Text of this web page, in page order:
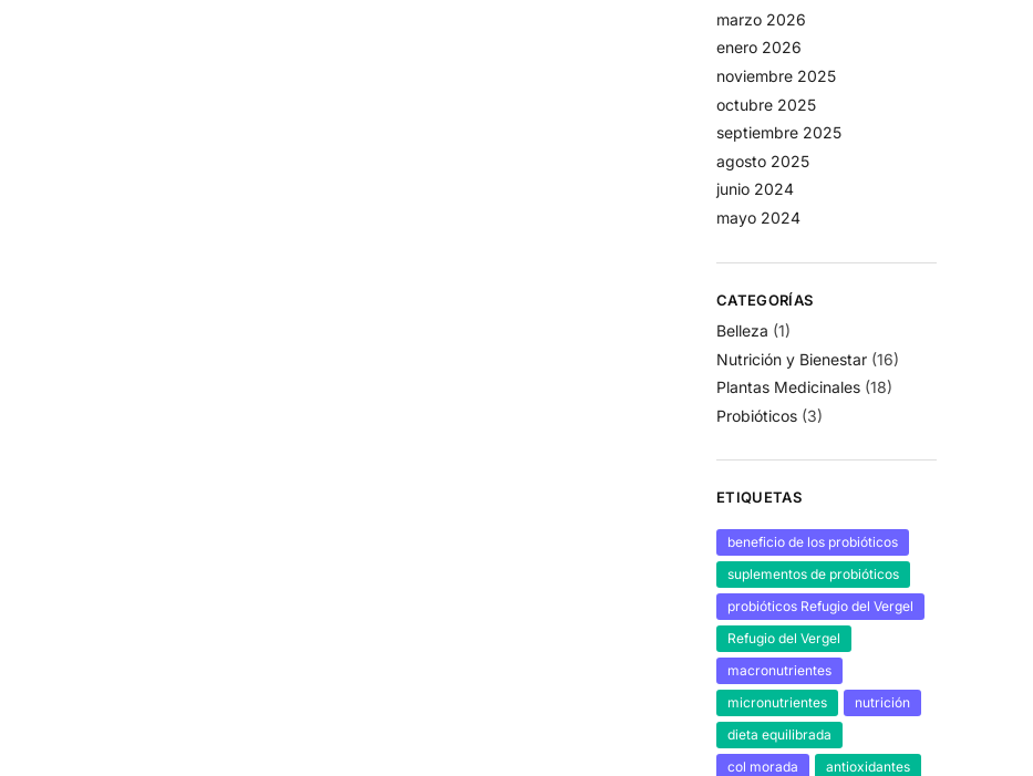
marzo 2026
enero 2026
noviembre 2025
octubre 2025
septiembre 2025
agosto 2025
junio 2024
mayo 2024
CATEGORÍAS
Belleza (1)
Nutrición y Bienestar (16)
Plantas Medicinales (18)
Probióticos (3)
ETIQUETAS
beneficio de los probióticos
suplementos de probióticos
probióticos Refugio del Vergel
Refugio del Vergel
macronutrientes
micronutrientes
nutrición
dieta equilibrada
col morada
antioxidantes